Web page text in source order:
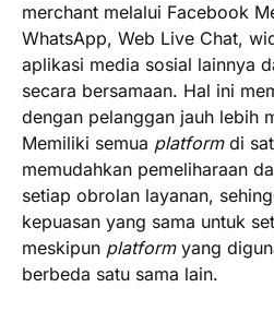
merchant melalui Facebook
WhatsApp, Web Live Chat,
aplikasi media sosial lainnya
secara bersamaan. Hal ini
dengan pelanggan jauh lebih
Memiliki semua platform di
memudahkan pemeliharaan
setiap obrolan layanan,
kepuasan yang sama untuk
meskipun platform yang
berbeda satu sama lain.